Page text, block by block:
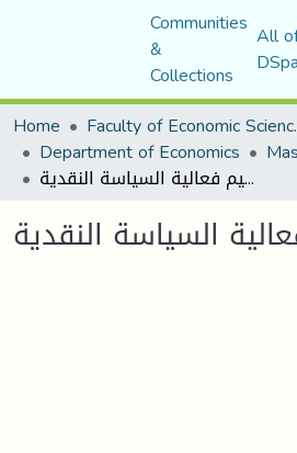
Communities
&
Collections
All
Home
Faculty of
Department of Economics
تقييم فعالية السياسة النقدية
السياسة النقدية